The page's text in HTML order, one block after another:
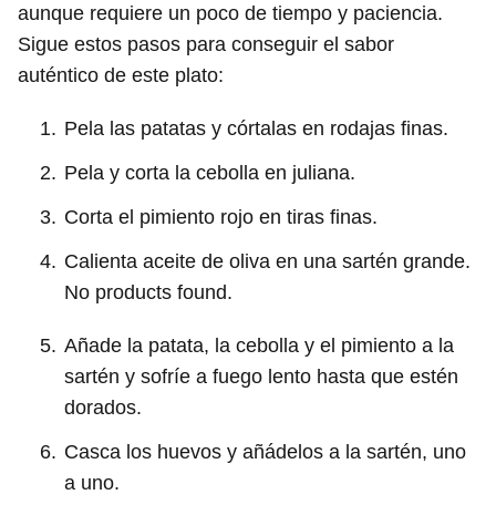
aunque requiere un poco de tiempo y paciencia.
Sigue estos pasos para conseguir el sabor
auténtico de este plato:
Pela las patatas y córtalas en rodajas finas.
Pela y corta la cebolla en juliana.
Corta el pimiento rojo en tiras finas.
Calienta aceite de oliva en una sartén grande.
No products found.
Añade la patata, la cebolla y el pimiento a la
sartén y sofríe a fuego lento hasta que estén
dorados.
Casca los huevos y añádelos a la sartén, uno
a uno.